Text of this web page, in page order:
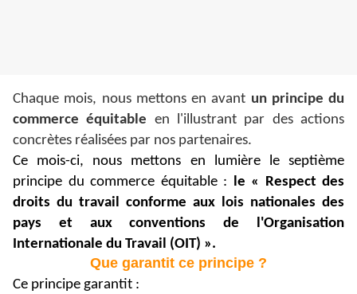
Chaque mois, nous mettons en avant un principe du
commerce équitable en l'illustrant par des actions
concrètes réalisées par nos partenaires.
Ce mois-ci, nous mettons en lumière le septième
principe du commerce équitable : le « Respect des
droits du travail conforme aux lois nationales des
pays et aux conventions de l'Organisation
Internationale du Travail (OIT) ».
Que garantit ce principe ?
Ce principe garantit :